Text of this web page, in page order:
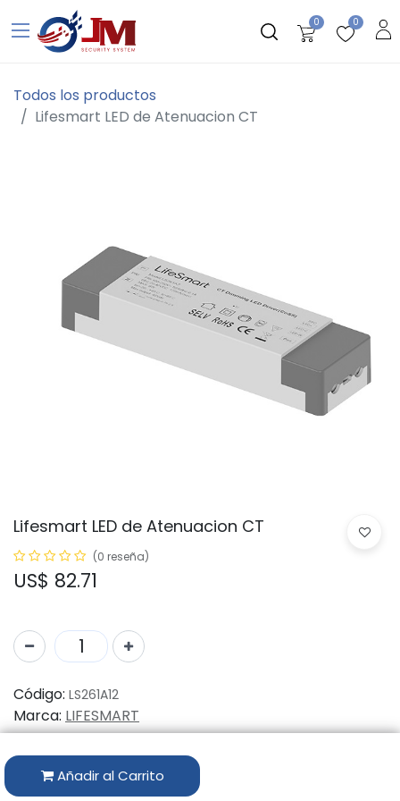
0 0
Todos los productos
Lifesmart LED de Atenuacion CT
Lifesmart LED de Atenuacion CT
(0 reseña)
US$ 82.71
Añadir al Carrito
Código: LS261A12
Marca: LIFESMART
Disponibilidad por Almacén